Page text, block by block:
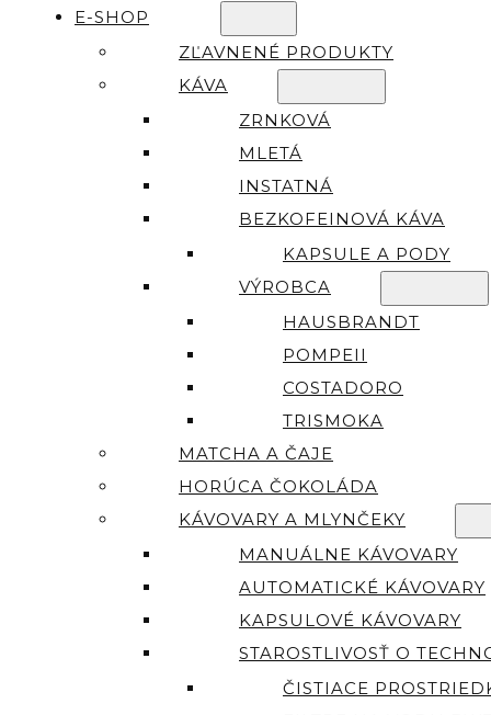
E-SHOP
ZĽAVNENÉ PRODUKTY
KÁVA
ZRNKOVÁ
MLETÁ
INSTATNÁ
BEZKOFEINOVÁ KÁVA
KAPSULE A PODY
VÝROBCA
HAUSBRANDT
POMPEII
COSTADORO
TRISMOKA
MATCHA A ČAJE
HORÚCA ČOKOLÁDA
KÁVOVARY A MLYNČEKY
MANUÁLNE KÁVOVARY
AUTOMATICKÉ KÁVOVARY
KAPSULOVÉ KÁVOVARY
STAROSTLIVOSŤ O
ČISTIACE